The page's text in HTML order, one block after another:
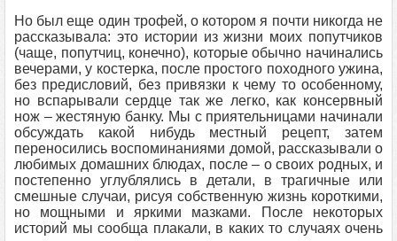
Но был еще один трофей, о котором я почти никогда не
рассказывала: это истории из жизни моих попутчиков
(чаще, попутчиц, конечно), которые обычно начинались
вечерами, у костерка, после простого походного ужина,
без предисловий, без привязки к чему то особенному,
но вспарывали сердце так же легко, как консервный
нож – жестяную банку. Мы с приятельницами начинали
обсуждать какой нибудь местный рецепт, затем
переносились воспоминаниями домой, рассказывали о
любимых домашних блюдах, после – о своих родных, и
постепенно углублялись в детали, в трагичные или
смешные случаи, рисуя собственную жизнь короткими,
но мощными и яркими мазками. После некоторых
историй мы сообща плакали, в каких то случаях очень